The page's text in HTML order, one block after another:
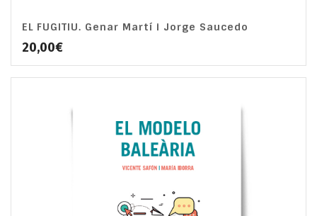
5.00
EL FUGITIU. Genar Martí i Jorge Saucedo
20,00€